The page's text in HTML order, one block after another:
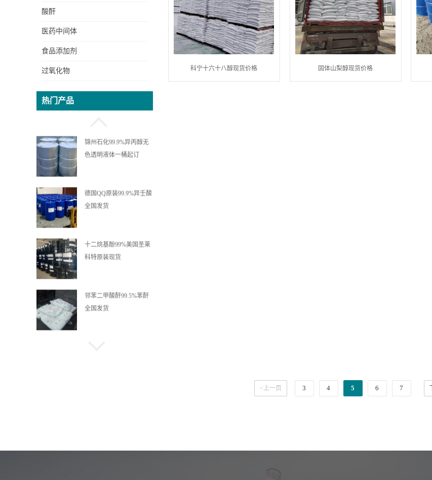
酸酐
医药中间体
食品添加剂
过氧化物
热门产品
99%吐温80聚山梨酯-80济
锦州石化99.9%异丙醇无
色透明液体一桶起订
德国QQ原装99.9%异壬酸
全国发货
十二烷基酚99%美国圣莱
科特原装现货
邻苯二甲酸酐99.5%苯酐
全国发货
99.5%正戊醇无色透明液
科宁十六十八醇现货价格 固体山梨醇现货价格
<上一页 3 4 5 6 7